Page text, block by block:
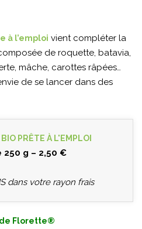
à l’emploi vient compléter la
de roquette, batavia,
mâche, carottes râpées…
de se lancer dans des
PRÊTE À L'EMPLOI
250 g – 2,50 €
dans votre rayon frais
de Florette®